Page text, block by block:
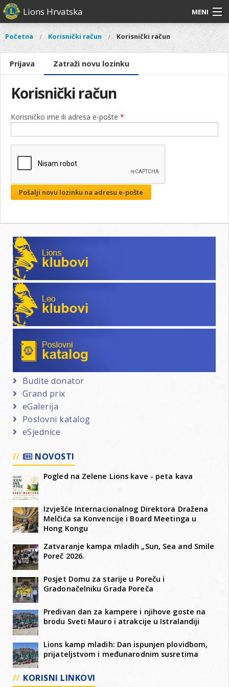
Skoči
na
sadržaj
Lions Hrvatska MENI
O nama
Aktivnosti
Glavni
O
nama
Lions
Naši
Aktivnosti
Vi
ste
ovdje
Početna Korisnički račun Korisnički račun
Primarne
oznake
Prijava Zatraži novu lozinku
oznaka)
Korisnički račun
Korisničko ime ili adresa e-pošte *
Pošalji novu lozinku na adresu e-pošte
Lions klubovi
Leo klubovi
Budite donator
Grand prix
eGalerija
Poslovni katalog
eSjednice
NOVOSTI
Pogled na Zelene Lions kave - peta kava
Izvješće Internacionalnog Direktora Dražena
Melčića sa Konvencije i Board Meetinga u
Hong Kongu
Zatvaranje kampa mladih „Sun, Sea and Smile
Poreč 2026.
Posjet Domu za starije u Poreču i
Gradonačelniku Grada Poreča
Predivan dan za kampere i njihove goste na
brodu Sveti Mauro i atrakcije u Istralandiji
Lions kamp mladih: Dan ispunjen plovidbom,
prijateljstvom i međunarodnim susretima
KORISNI LINKOVI